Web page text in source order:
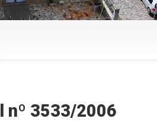
nº 3533/2006